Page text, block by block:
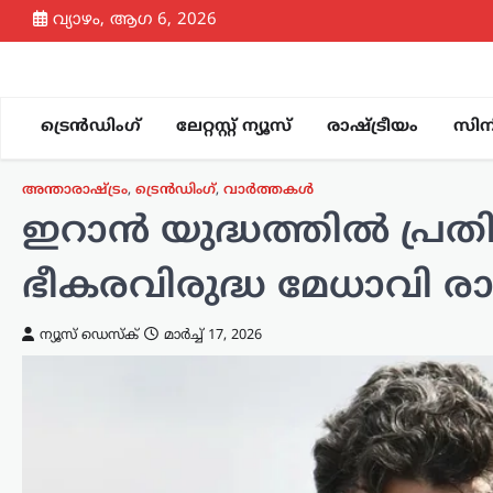
Skip
to
വ്യാഴം, ആഗ 6, 2026
ട്രെൻഡിംഗ് ലേറ്റസ്റ്റ് ന്യൂസ് രാഷ്ട്രീയം
അന്താരാഷ്ട്രം, ട്രെൻഡിംഗ്, വാർത്തകൾ
ഇറാൻ യുദ്ധത്തിൽ
ഭീകരവിരുദ്ധ മേധാവി
ന്യൂസ് ഡെസ്ക് മാർച്ച്‌ 17, 2026